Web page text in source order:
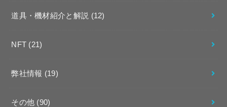
道具・機材紹介と解説 (12)
NFT (21)
弊社情報 (19)
その他 (90)